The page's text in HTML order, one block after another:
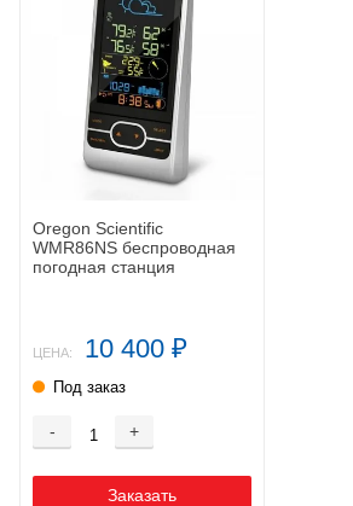
Oregon Scientific
WMR86NS беспроводная
погодная станция
ЦЕНА: 10 400 ₽
Под заказ
- +
Заказать